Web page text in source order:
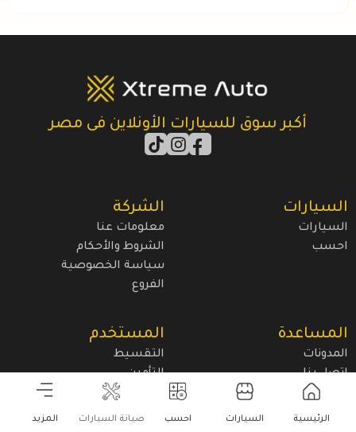
أكبر سوق للسيارات الأونلاين فى مصر
السيارات
السيارات
احسب
الشركة
معلومات عنا
الشروط والأحكام
سياسة الخصوصية
الفروع
المساعدة
المدونات
اتصل بنا
المستخدم
التقسيط
التأمين
الرئيسية السيارات احسب صيانة السيارات المزيد